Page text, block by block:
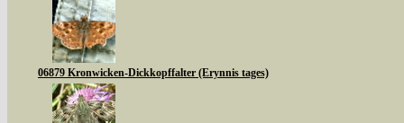
06879 Kronwicken-Dickkopffalter (Erynnis tages)